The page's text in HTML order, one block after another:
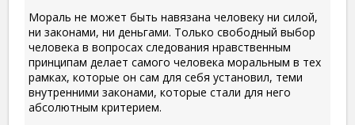
Мораль не может быть навязана человеку ни силой,
ни законами, ни деньгами. Только свободный выбор
человека в вопросах следования нравственным
принципам делает самого человека моральным в тех
рамках, которые он сам для себя установил, теми
внутренними законами, которые стали для него
абсолютным критерием.